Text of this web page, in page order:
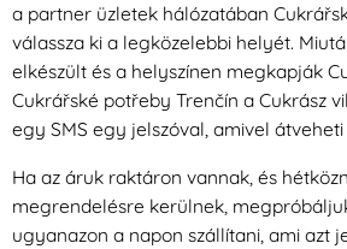
a partner üzletek hálózatában
válassza ki a legközelebbi helyét.
elkészült és a helyszínen megkapják
Cukrářské potřeby Trenčín a Cukrász
egy SMS egy jelszóval, amivel átveheti
Ha az áruk raktáron vannak, és
megrendelésre kerülnek,
ugyanazon a napon szállítani, ami azt